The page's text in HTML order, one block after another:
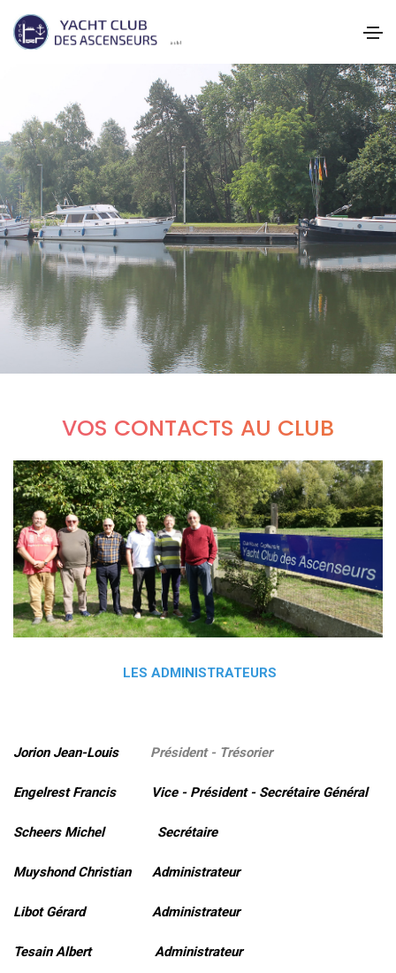
VOS CONTACTS AU CLUB
LES ADMINISTRATEURS
Jorion Jean-Louis Président - Trésorier
Engelrest Francis Vice - Président - Secrétaire Général
Scheers Michel Secrétaire
Muyshond Christian Administrateur
Libot Gérard Administrateur
Tesain Albert Administrateur